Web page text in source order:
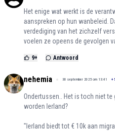
Het enige wat werkt is de
aanspreken op hun wanbeleid.
verdediging van het zichzelf
voelen ze opeens de gevolgen
9+ Antwoord
nehemia 30 september 2025 om 13:41 +
Ondertussen.. Het is toch niet
worden Ierland?
"Ierland biedt tot € 10k aan